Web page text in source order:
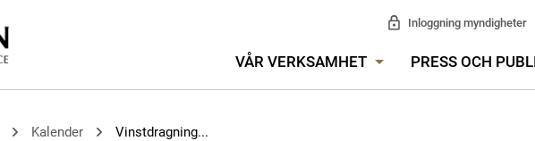
Inloggning myndigheter
VÅR VERKSAMHET PRESS OCH
Kalender Vinstdragning...